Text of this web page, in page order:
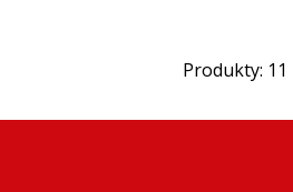
Produkty: 11